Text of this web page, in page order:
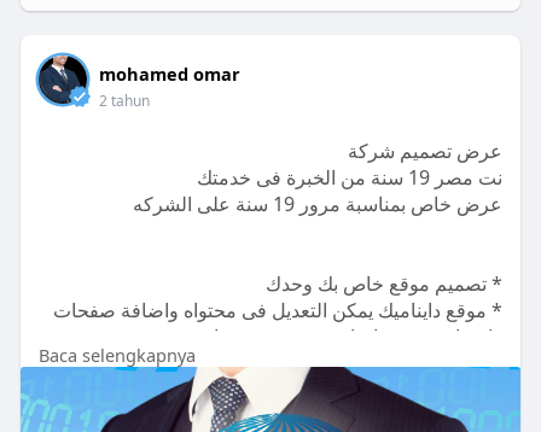
mohamed omar
2 tahun
عرض تصميم شركة
نت مصر 19 سنة من الخبرة فى خدمتك
عرض خاص بمناسبة مرور 19 سنة على الشركه
* تصميم موقع خاص بك وحدك
* موقع دايناميك يمكن التعديل فى محتواه واضافة صفحات
واقسام جديدة واضافة صور و فيديوهات
* مزود بلوحة تحكم حديثة وبسيطة لأدارة الموقع بسهولة
باللغة العربية او الانجليزية
* تصميم الموقع لغة وحدة مدة التنفيذ 10 ايام التكلفة 5000
Baca selengkapnya